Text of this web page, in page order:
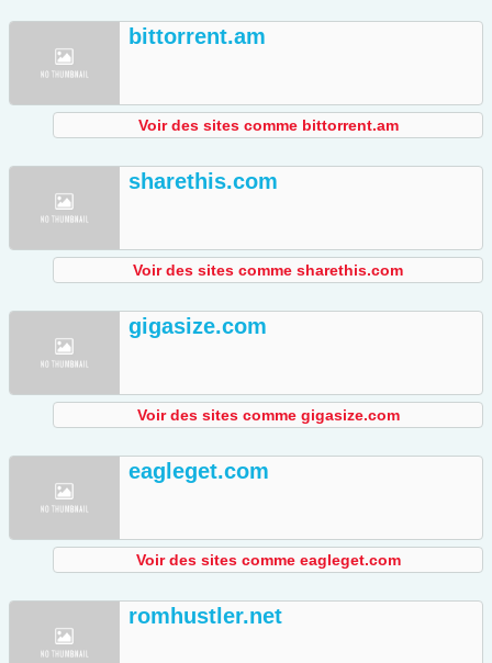
bittorrent.am
Voir des sites comme bittorrent.am
sharethis.com
Voir des sites comme sharethis.com
gigasize.com
Voir des sites comme gigasize.com
eagleget.com
Voir des sites comme eagleget.com
romhustler.net